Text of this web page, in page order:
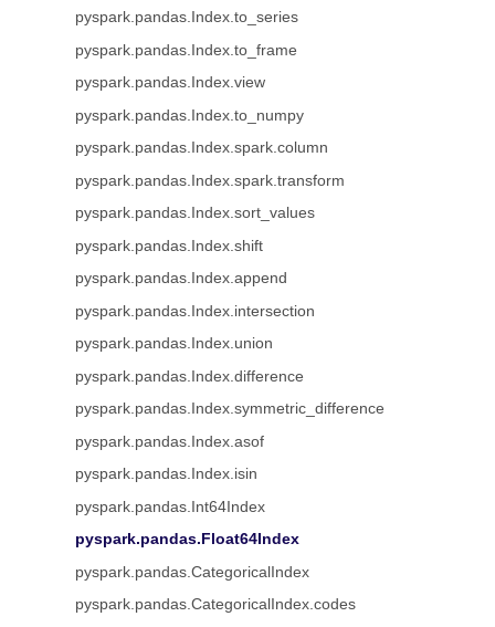
pyspark.pandas.Index.to_series
pyspark.pandas.Index.to_frame
pyspark.pandas.Index.view
pyspark.pandas.Index.to_numpy
pyspark.pandas.Index.spark.column
pyspark.pandas.Index.spark.transform
pyspark.pandas.Index.sort_values
pyspark.pandas.Index.shift
pyspark.pandas.Index.append
pyspark.pandas.Index.intersection
pyspark.pandas.Index.union
pyspark.pandas.Index.difference
pyspark.pandas.Index.symmetric_difference
pyspark.pandas.Index.asof
pyspark.pandas.Index.isin
pyspark.pandas.Int64Index
pyspark.pandas.Float64Index
pyspark.pandas.CategoricalIndex
pyspark.pandas.CategoricalIndex.codes